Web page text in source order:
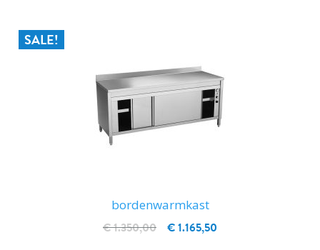
SALE!
bordenwarmkast
€ 1.165,50
€ 1.350,00